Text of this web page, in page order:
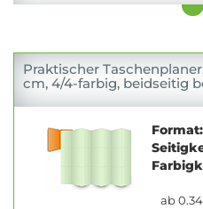
Praktischer
cm, 4/4-farbig, beidseitig
Format:
ab